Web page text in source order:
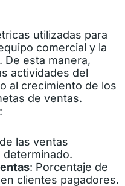
utilizadas para
comercial y la
De esta manera,
actividades del
al crecimiento de los
de ventas.
las ventas
determinado.
: Porcentaje de
clientes pagadores.